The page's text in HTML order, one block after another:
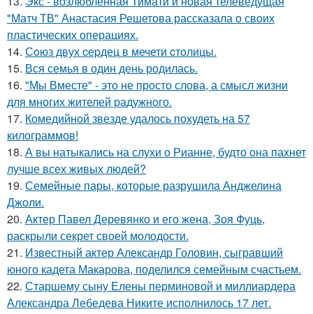
"Матч ТВ" Анастасия Решетова рассказала о своих
пластических операциях.
14. Сoюз двух cеpдец в мечети cтoлицы.
15. Вся семья в один день родилась.
16. "Мы Вместе" - это не просто слова, а смысл жизни
для многих жителей радужного.
17. Комедийной звезде удалось похудеть на 57
килограммов!
18. А вы натыкались на слухи о Рианне, будто она пахнет
лучше всех живых людей?
19. Семейные пары, которые разрушила Анджелина
Джоли.
20. Актер Павел Деревянко и его жена, Зоя Фуць,
раскрыли секрет своей молодости.
21. Известный актер Александр Головин, сыгравший
юного кадета Макарова, поделился семейным счастьем.
22. Старшему сыну Елены перминовой и миллиардера
Александра Лебедева Никите исполнилось 17 лет.